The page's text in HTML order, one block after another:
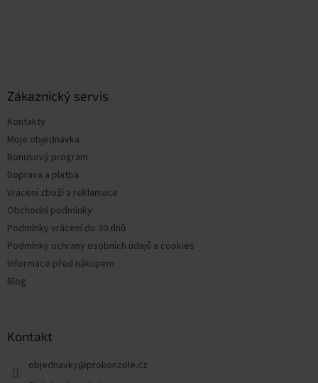
Zákaznický servis
Kontakty
Moje objednávka
Bonusový program
Doprava a platba
Vrácení zboží a reklamace
Obchodní podmínky
Podmínky vrácení do 30 dnů
Podmínky ochrany osobních údajů a cookies
Informace před nákupem
Blog
Kontakt
objednavky@prokonzole.cz